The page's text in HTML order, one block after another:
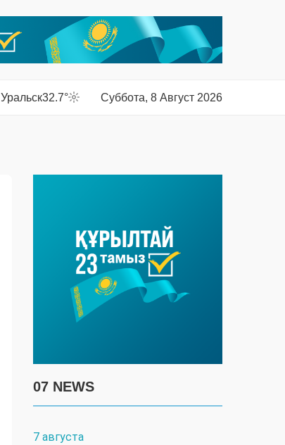
Уральск32.7° Суббота, 8 Август 2026
07 NEWS
7 августа